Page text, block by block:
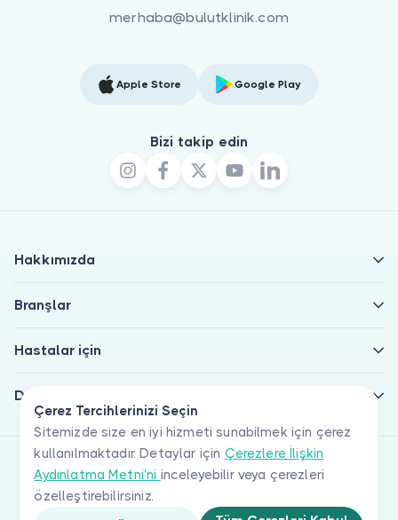
Çerez Tercihlerinizi Seçin
Sitemizde size en iyi hizmeti sunabilmek için çerez
kullanılmaktadır. Detaylar için Çerezlere İlişkin
Aydınlatma Metni'ni inceleyebilir veya çerezleri
özelleştirebilirsiniz.
merhaba@bulutklinik.com
Apple Store Google Play
Bizi takip edin
Hakkımızda
Branşlar
Hastalar için
Doktorlar için